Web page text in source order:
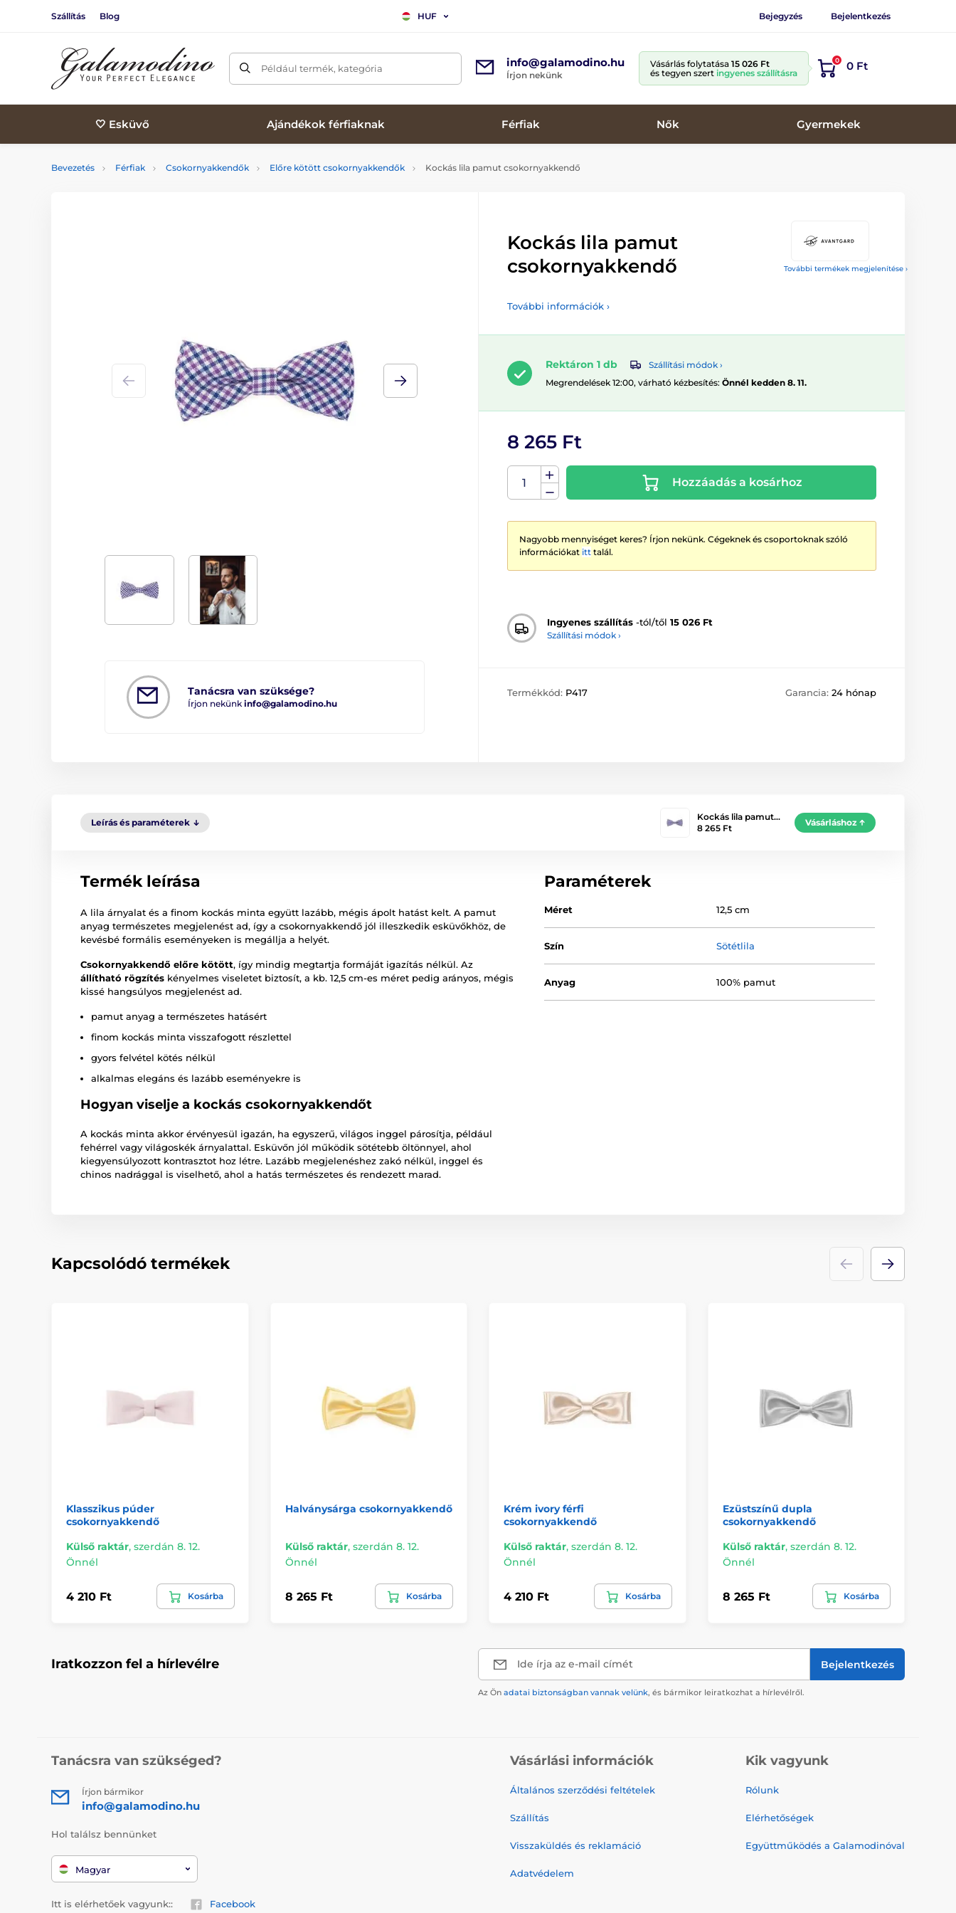
Szállítás Blog HUF Bejegyzés Bejelentkezés
Például termék, kategória info@galamodino.hu
Írjon nekünk
Vásárlás folytatása 15 026 Ft
és tegyen szert ingyenes szállításra
0 0 Ft
🤍 Esküvő Ajándékok férfiaknak Férfiak Nők Gyermekek
Bevezetés Férfiak Csokornyakkendők Előre kötött csokornyakkendők Kockás lila pamut csokornyakkendő
További termékek megjelenítése ›
Tanácsra van szüksége?
Írjon nekünk info@galamodino.hu
Kockás lila pamut
csokornyakkendő
További információk ›
Rektáron 1 db
Szállítási módok ›
Megrendelések 12:00, várható kézbesítés: Önnél kedden 8. 11.
8 265 Ft
Hozzáadás a kosárhoz
Nagyobb mennyiséget keres? Írjon nekünk. Cégeknek és csoportoknak szóló
információkat itt talál.
Ingyenes szállítás -tól/től 15 026 Ft
Szállítási módok ›
Termékkód: P417 Garancia: 24 hónap
Leírás és paraméterek
Kockás lila pamut…
8 265 Ft
Vásárláshoz
Termék leírása
A lila árnyalat és a finom kockás minta együtt lazább, mégis ápolt hatást kelt. A pamut
anyag természetes megjelenést ad, így a csokornyakkendő jól illeszkedik esküvőkhöz, de
kevésbé formális eseményeken is megállja a helyét.
Csokornyakkendő előre kötött, így mindig megtartja formáját igazítás nélkül. Az
állítható rögzítés kényelmes viseletet biztosít, a kb. 12,5 cm-es méret pedig arányos, mégis
kissé hangsúlyos megjelenést ad.
pamut anyag a természetes hatásért
finom kockás minta visszafogott részlettel
gyors felvétel kötés nélkül
alkalmas elegáns és lazább eseményekre is
Hogyan viselje a kockás csokornyakkendőt
A kockás minta akkor érvényesül igazán, ha egyszerű, világos inggel párosítja, például
fehérrel vagy világoskék árnyalattal. Esküvőn jól működik sötétebb öltönnyel, ahol
kiegyensúlyozott kontrasztot hoz létre. Lazább megjelenéshez zakó nélkül, inggel és
chinos nadrággal is viselhető, ahol a hatás természetes és rendezett marad.
Paraméterek
Méret 12,5 cm
Szín Sötétlila
Anyag 100% pamut
Kapcsolódó termékek
Klasszikus púder
csokornyakkendő
Külső raktár, szerdán 8. 12.
Önnél
4 210 Ft Kosárba
Halványsárga csokornyakkendő
Külső raktár, szerdán 8. 12.
Önnél
8 265 Ft Kosárba
Krém ivory férfi
csokornyakkendő
Külső raktár, szerdán 8. 12.
Önnél
4 210 Ft Kosárba
Ezüstszínű dupla
csokornyakkendő
Külső raktár, szerdán 8. 12.
Önnél
8 265 Ft Kosárba
Iratkozzon fel a hírlevélre Ide írja az e-mail címét Bejelentkezés
Az Ön adatai biztonságban vannak velünk, és bármikor leiratkozhat a hírlevélről.
Tanácsra van szükséged?
Írjon bármikor
info@galamodino.hu
Hol találsz bennünket
Magyar
Itt is elérhetőek vagyunk:: Facebook
Vásárlási információk
Általános szerződési feltételek
Szállítás
Visszaküldés és reklamáció
Adatvédelem
Kik vagyunk
Rólunk
Elérhetőségek
Együttműködés a Galamodinóval